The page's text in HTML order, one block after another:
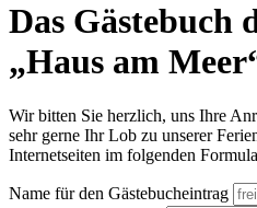
Das Gästebuch
„Haus am
Wir bitten Sie herzlich, uns Ihre
sehr gerne Ihr Lob zu unserer
Internetseiten im folgenden
Name für den Gästebucheintrag